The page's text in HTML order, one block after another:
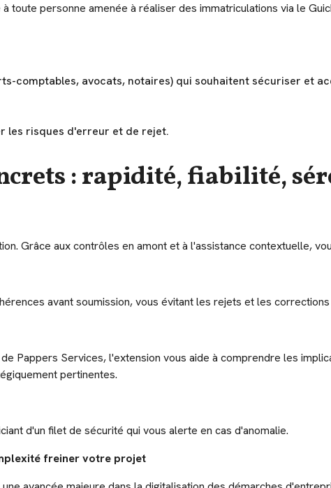
toute personne amenée à réaliser des immatriculations via le
comptables, avocats, notaires) qui souhaitent sécuriser et
les risques d'erreur et de rejet.
: rapidité, fiabilité,
Grâce aux contrôles en amont et à l'assistance contextuelle,
avant soumission, vous évitant les rejets et les
Pappers Services, l'extension vous aide à comprendre les
pertinentes.
d'un filet de sécurité qui vous alerte en cas d'anomalie.
freiner votre projet